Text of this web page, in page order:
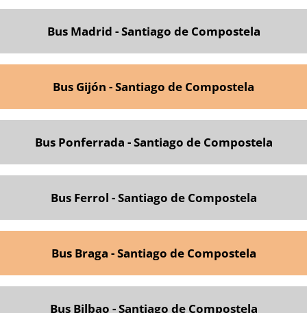
Bus Madrid - Santiago de Compostela
Bus Gijón - Santiago de Compostela
Bus Ponferrada - Santiago de Compostela
Bus Ferrol - Santiago de Compostela
Bus Braga - Santiago de Compostela
Bus Bilbao - Santiago de Compostela